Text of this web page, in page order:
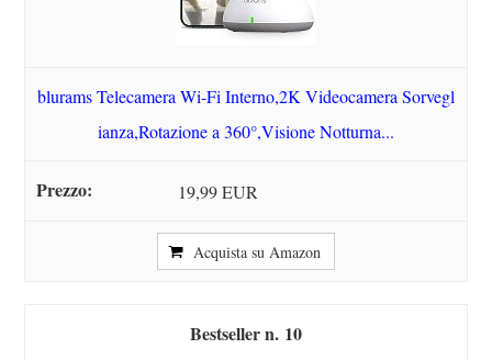
blurams Telecamera Wi-Fi Interno,2K Videocamera Sorvegl
ianza,Rotazione a 360°,Visione Notturna...
19,99 EUR
Acquista su Amazon
10